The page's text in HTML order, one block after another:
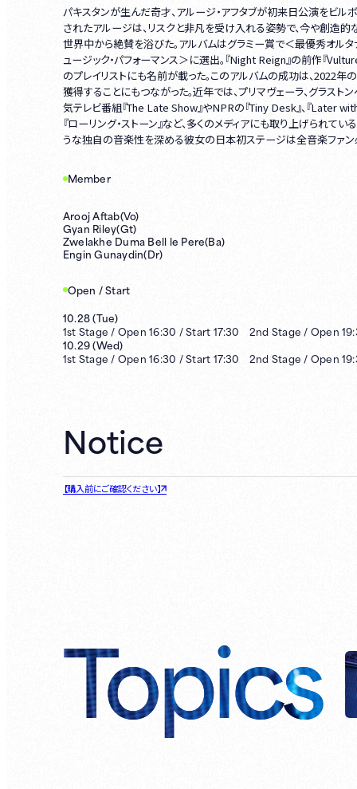
パキスタンが生んだ奇才、アルージ・アフタブが初来日公演をビル
されたアルージは、リスクと非凡を受け入れる姿勢で、今や創造
世界中から絶賛を浴びた。アルバムはグラミー賞で＜最優秀オルタ
ュージック・パフォーマンス＞に選出。『Night Reign』の前作『
のプレイリストにも名前が載った。このアルバムの成功は、2022年
獲得することにもつながった。近年では、プリマヴェーラ、グラス
気テレビ番組『The Late Show』やNPRの『Tiny Desk』、『Later with
『ローリング・ストーン』など、多くのメディアにも取り上げられて
うな独自の音楽性を深める彼女の日本初ステージは全音楽ファン
Member
Arooj Aftab(Vo)
Gyan Riley(Gt)
Zwelakhe Duma Bell le Pere(Ba)
Engin Gunaydin(Dr)
Open / Start
10.28(Tue)
1st Stage / Open16:30 /Start 17:30 2nd Stage / Open
10.29(Wed)
1st Stage / Open16:30 /Start 17:30 2nd Stage / Open
Notice
【購入前にご確認ください】
Topics